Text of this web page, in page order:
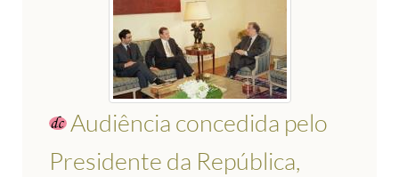
Audiência concedida pelo
Presidente da República,